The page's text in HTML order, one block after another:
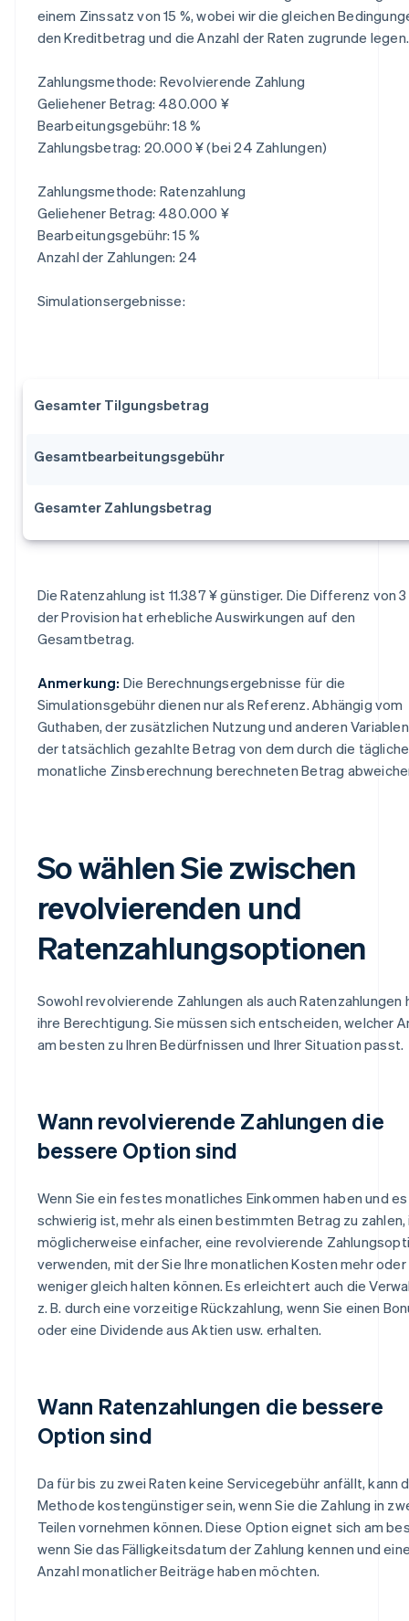
einem Zinssatz von 15 %, wobei wir die gleichen
den Kreditbetrag und die Anzahl der Raten zugrunde legen.
Zahlungsmethode: Revolvierende Zahlung
Geliehener Betrag: 480.000 ¥
Bearbeitungsgebühr: 18 %
Zahlungsbetrag: 20.000 ¥ (bei 24 Zahlungen)
Zahlungsmethode: Ratenzahlung
Geliehener Betrag: 480.000 ¥
Bearbeitungsgebühr: 15 %
Anzahl der Zahlungen: 24
Simulationsergebnisse:
Gesamter Tilgungsbetrag
Gesamtbearbeitungsgebühr
Gesamter Zahlungsbetrag
Die Ratenzahlung ist 11.387 ¥ günstiger. Die Differenz von
der Provision hat erhebliche Auswirkungen auf den
Gesamtbetrag.
Anmerkung: Die Berechnungsergebnisse für die
Simulationsgebühr dienen nur als Referenz. Abhängig vom
Guthaben, der zusätzlichen Nutzung und anderen
der tatsächlich gezahlte Betrag von dem durch die
monatliche Zinsberechnung berechneten Betrag
So wählen Sie zwischen
revolvierenden und
Ratenzahlungsoptionen
Sowohl revolvierende Zahlungen als auch Ratenzahlungen
ihre Berechtigung. Sie müssen sich entscheiden, welcher
am besten zu Ihren Bedürfnissen und Ihrer Situation passt.
Wann revolvierende Zahlungen die
bessere Option sind
Wenn Sie ein festes monatliches Einkommen haben und es
schwierig ist, mehr als einen bestimmten Betrag zu
möglicherweise einfacher, eine revolvierende
verwenden, mit der Sie Ihre monatlichen Kosten mehr oder
weniger gleich halten können. Es erleichtert auch die
z. B. durch eine vorzeitige Rückzahlung, wenn Sie einen
oder eine Dividende aus Aktien usw. erhalten.
Wann Ratenzahlungen die bessere
Option sind
Da für bis zu zwei Raten keine Servicegebühr anfällt, kann
Methode kostengünstiger sein, wenn Sie die Zahlung in
Teilen vornehmen können. Diese Option eignet sich am
wenn Sie das Fälligkeitsdatum der Zahlung kennen und
Anzahl monatlicher Beiträge haben möchten.